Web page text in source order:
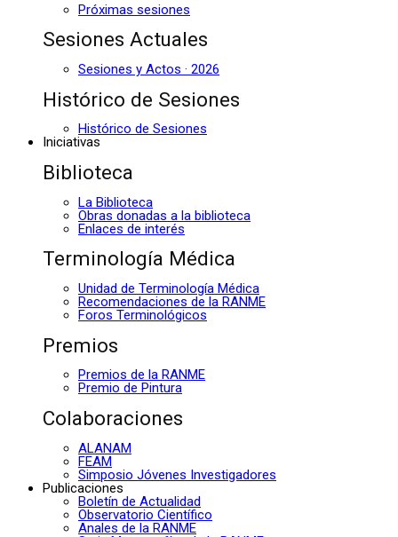
Próximas sesiones
Sesiones Actuales
Sesiones y Actos · 2026
Histórico de Sesiones
Histórico de Sesiones
Iniciativas
Biblioteca
La Biblioteca
Obras donadas a la biblioteca
Enlaces de interés
Terminología Médica
Unidad de Terminología Médica
Recomendaciones de la RANME
Foros Terminológicos
Premios
Premios de la RANME
Premio de Pintura
Colaboraciones
ALANAM
FEAM
Simposio Jóvenes Investigadores
Publicaciones
Boletín de Actualidad
Observatorio Científico
Anales de la RANME